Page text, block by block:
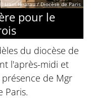
Liam Hoarau / Diocèse de Paris
pour le
du diocèse de
l'après-midi et
de Mgr
Paris.